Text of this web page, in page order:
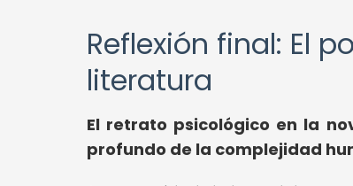
Reflexión final: El
literatura
El retrato psicológico en la
profundo de la complejidad